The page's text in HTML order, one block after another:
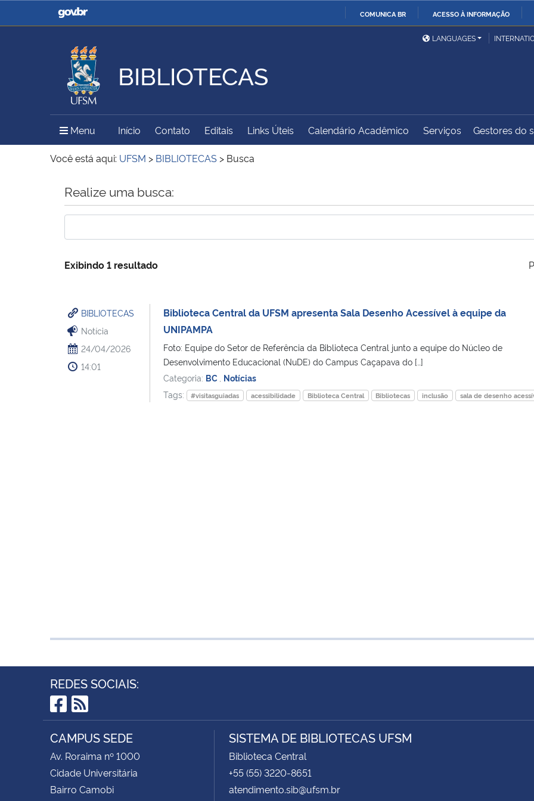
COMUNICA BR ACESSO À INFORMAÇÃO
Casa Civil
Ministério da Justiça e
Ministério da Defesa
Ministério das Relações
Exteriores
Ministério da Agricultura,
Pecuária e Abastecimento
Ministério da Educação
Ministério do Meio Ambiente Ministério do Turismo
Ministério do
Controladoria-Geral da
LANGUAGES
BIBLIOTECAS
Menu Menu Principal do Sítio
Início Contato Editais Links Úteis Calendário Acadêmico Serviços Gestores do
Você está aqui: UFSM > BIBLIOTECAS > Busca
Início do conteúdo
Realize uma busca:
Exibindo 1 resultado
BIBLIOTECAS
Notícia
24/04/2026
14:01
Biblioteca Central da UFSM apresenta Sala Desenho Acessível à equipe da
UNIPAMPA
Foto: Equipe do Setor de Referência da Biblioteca Central junto a equipe do Núcleo de
Desenvolvimento Educacional (NuDE) do Campus Caçapava do […]
Categoria: BC Notícias
Tags:
#visitasguiadas acessibilidade Biblioteca Central Bibliotecas inclusão sala de desenho
REDES SOCIAIS:
Facebook
RSS
CAMPUS SEDE
Av. Roraima nº 1000
Cidade Universitária
Bairro Camobi
SISTEMA DE BIBLIOTECAS UFSM
Biblioteca Central
+55 (55) 3220-8651
atendimento.sib@ufsm.br